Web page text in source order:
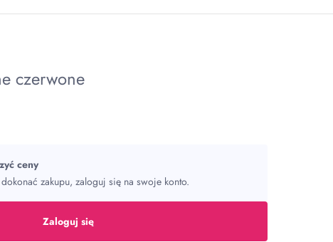
czerwone
ceny
zakupu, zaloguj się na swoje konto.
Zaloguj się